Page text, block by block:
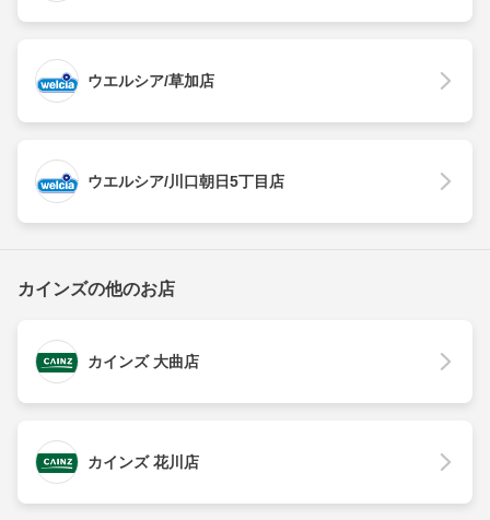
ウエルシア/草加店
ウエルシア/川口朝日5丁目店
カインズの他のお店
カインズ 大曲店
カインズ 花川店